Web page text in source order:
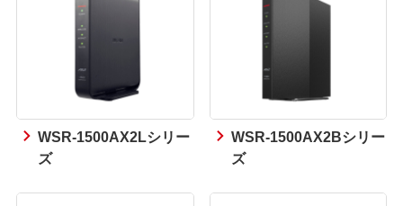
WSR-1500AX2Lシリー
ズ
WSR-1500AX2Bシリー
ズ